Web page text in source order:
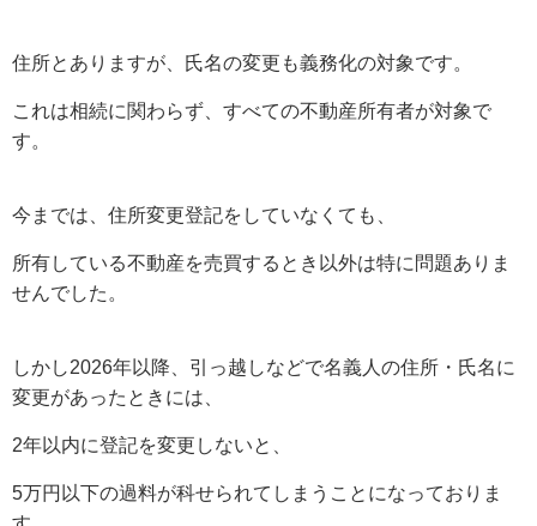
住所とありますが、氏名の変更も義務化の対象です。
これは相続に関わらず、すべての不動産所有者が対象で
す。
今までは、住所変更登記をしていなくても、
所有している不動産を売買するとき以外は特に問題ありま
せんでした。
しかし2026年以降、引っ越しなどで名義人の住所・氏名に
変更があったときには、
2年以内に登記を変更しないと、
5万円以下の過料が科せられてしまうことになっておりま